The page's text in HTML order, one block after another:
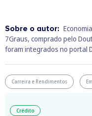
Sobre o autor:
7Graus, comprado pelo
foram integrados no portal
Carreira e Rendimentos
Crédito